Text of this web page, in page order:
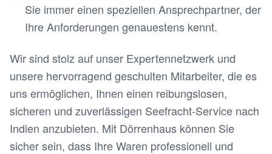
Sie immer einen speziellen Ansprechpartner, der
Ihre Anforderungen genauestens kennt.
Wir sind stolz auf unser Expertennetzwerk und
unsere hervorragend geschulten Mitarbeiter, die es
uns ermöglichen, Ihnen einen reibungslosen,
sicheren und zuverlässigen Seefracht-Service nach
Indien anzubieten. Mit Dörrenhaus können Sie
sicher sein, dass Ihre Waren professionell und